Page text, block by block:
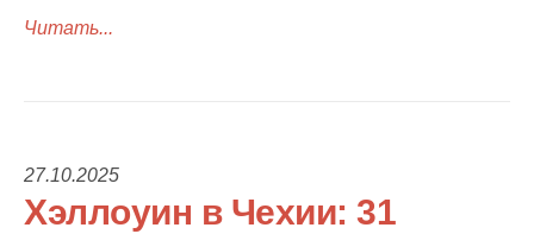
Читать...
27.10.2025
Хэллоуин в Чехии: 31